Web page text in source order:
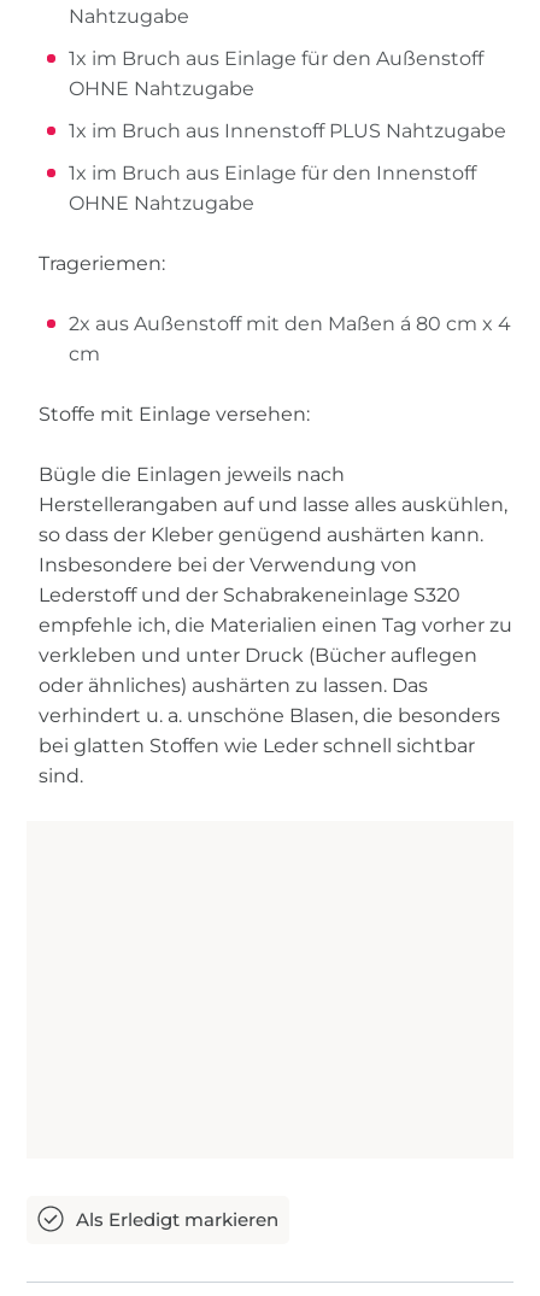
Nahtzugabe
1x im Bruch aus Einlage für den Außenstoff
OHNE Nahtzugabe
1x im Bruch aus Innenstoff PLUS Nahtzugabe
1x im Bruch aus Einlage für den Innenstoff
OHNE Nahtzugabe
Trageriemen:
2x aus Außenstoff mit den Maßen á 80 cm x 4
cm
Stoffe mit Einlage versehen:
Bügle die Einlagen jeweils nach
Herstellerangaben auf und lasse alles auskühlen,
so dass der Kleber genügend aushärten kann.
Insbesondere bei der Verwendung von
Lederstoff und der Schabrakeneinlage S320
empfehle ich, die Materialien einen Tag vorher zu
verkleben und unter Druck (Bücher auflegen
oder ähnliches) aushärten zu lassen. Das
verhindert u. a. unschöne Blasen, die besonders
bei glatten Stoffen wie Leder schnell sichtbar
sind.